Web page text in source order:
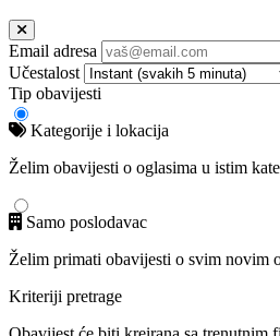
Email adresa
Učestalost
Tip obavijesti
Kategorije i lokacija
Želim obavijesti o oglasima u istim
Samo poslodavac
Želim primati obavijesti o svim novim
Kriteriji pretrage